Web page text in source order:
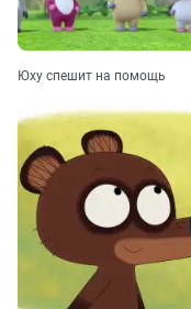
Юху спешит на помощь